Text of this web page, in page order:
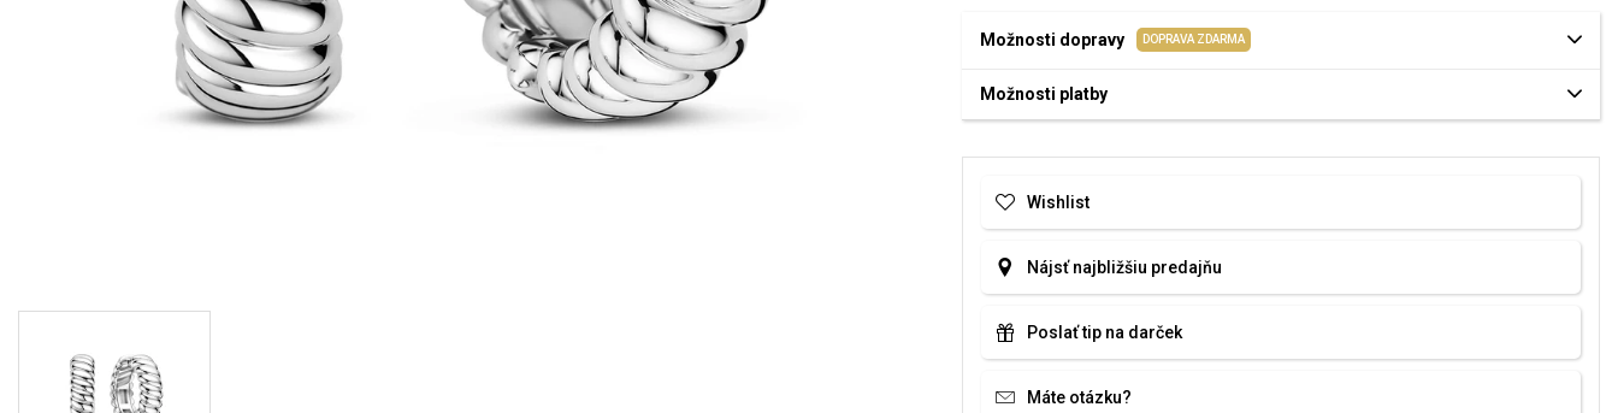
Možnosti dopravy DOPRAVA ZDARMA
Možnosti platby
Wishlist
Nájsť najbližšiu predajňu
Poslať tip na darček
Máte otázku?